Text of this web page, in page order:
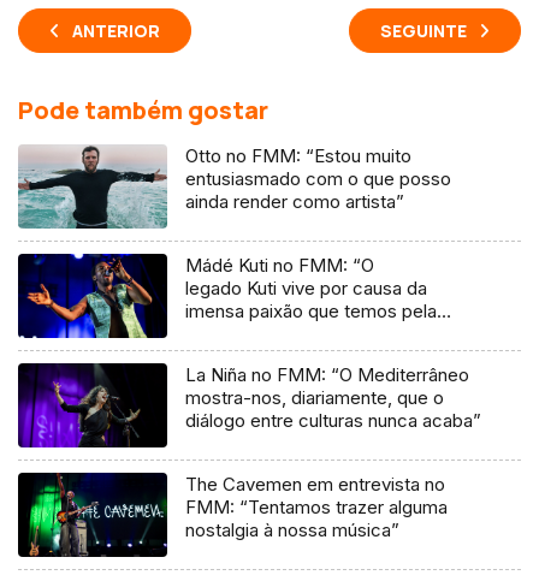
ANTERIOR SEGUINTE
Pode também gostar
Otto no FMM: “Estou muito
entusiasmado com o que posso
ainda render como artista”
Mádé Kuti no FMM: “O
legado Kuti vive por causa da
imensa paixão que temos pela
La Niña no FMM: “O Mediterrâneo
mostra-nos, diariamente, que o
diálogo entre culturas nunca acaba”
The Cavemen em entrevista no
FMM: “Tentamos trazer alguma
nostalgia à nossa música”